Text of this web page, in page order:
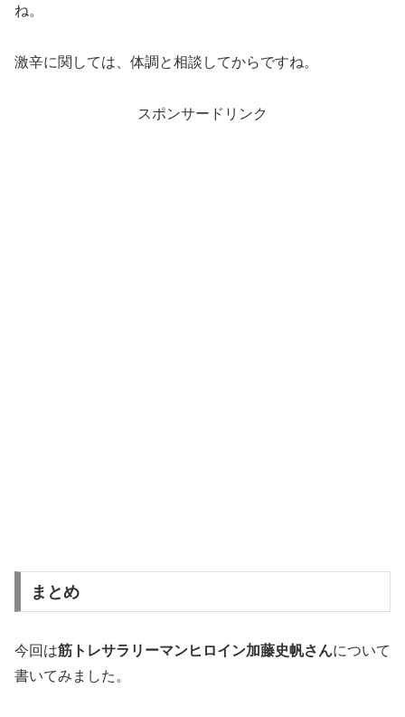
ね。
激辛に関しては、体調と相談してからですね。
スポンサードリンク
まとめ
今回は筋トレサラリーマンヒロイン加藤史帆さんについて
書いてみました。